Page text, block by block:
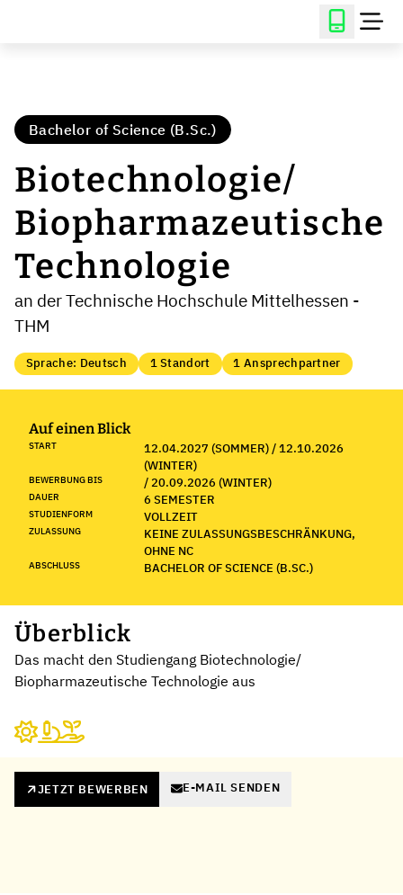
Bachelor of Science (B.Sc.)
Biotechnologie/
Biopharmazeutische
Technologie
an der Technische Hochschule Mittelhessen -
THM
Sprache: Deutsch 1 Standort 1 Ansprechpartner
Auf einen Blick
START
12.04.2027 (SOMMER) / 12.10.2026
(WINTER)
BEWERBUNG BIS / 20.09.2026 (WINTER)
DAUER 6 SEMESTER
STUDIENFORM VOLLZEIT
ZULASSUNG
KEINE ZULASSUNGSBESCHRÄNKUNG,
OHNE NC
ABSCHLUSS BACHELOR OF SCIENCE (B.SC.)
Überblick
Das macht den Studiengang Biotechnologie/
Biopharmazeutische Technologie aus
JETZT BEWERBEN E-MAIL SENDEN